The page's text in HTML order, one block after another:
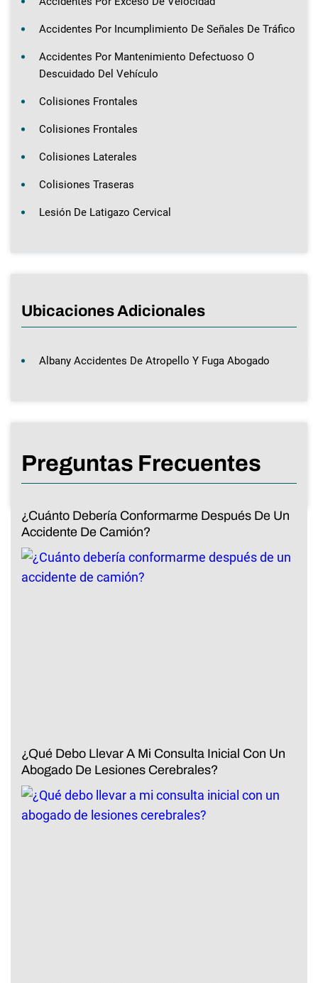
Accidentes Por Incumplimiento De Señales De Tráfico
Accidentes Por Mantenimiento Defectuoso O
Descuidado Del Vehículo
Colisiones Frontales
Colisiones Frontales
Colisiones Laterales
Colisiones Traseras
Lesión De Latigazo Cervical
Ubicaciones Adicionales
Albany Accidentes De Atropello Y Fuga Abogado
Preguntas Frecuentes
¿Cuánto Debería Conformarme Después De Un
Accidente De Camión?
¿Qué Debo Llevar A Mi Consulta Inicial Con Un
Abogado De Lesiones Cerebrales?